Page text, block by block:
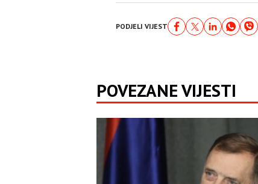
PODJELI VIJEST
POVEZANE VIJESTI